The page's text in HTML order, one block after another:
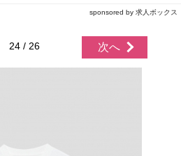
sponsored by 求人ボックス
24 / 26 次へ